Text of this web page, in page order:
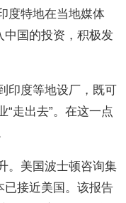
度特地在当地媒体
中国的投资，积极发
印度等地设厂，既可
“走出去”。在这一点
。美国波士顿咨询集
已接近美国。该报告